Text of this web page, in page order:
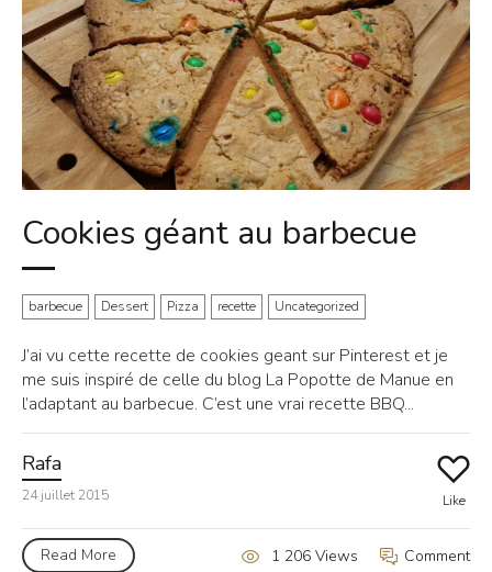
Cookies géant au barbecue
barbecue Dessert Pizza recette Uncategorized
J’ai vu cette recette de cookies geant sur Pinterest et je
me suis inspiré de celle du blog La Popotte de Manue en
l’adaptant au barbecue. C’est une vrai recette BBQ...
Rafa
24 juillet 2015 Like
Read More Comment
1 206 Views